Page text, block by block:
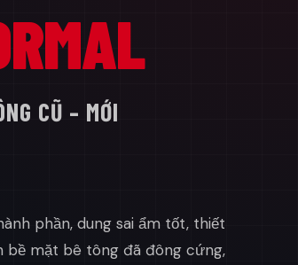
CŨ – MỚI
phần, dung sai ẩm tốt, thiết
bề mặt bê tông đã đông cứng,